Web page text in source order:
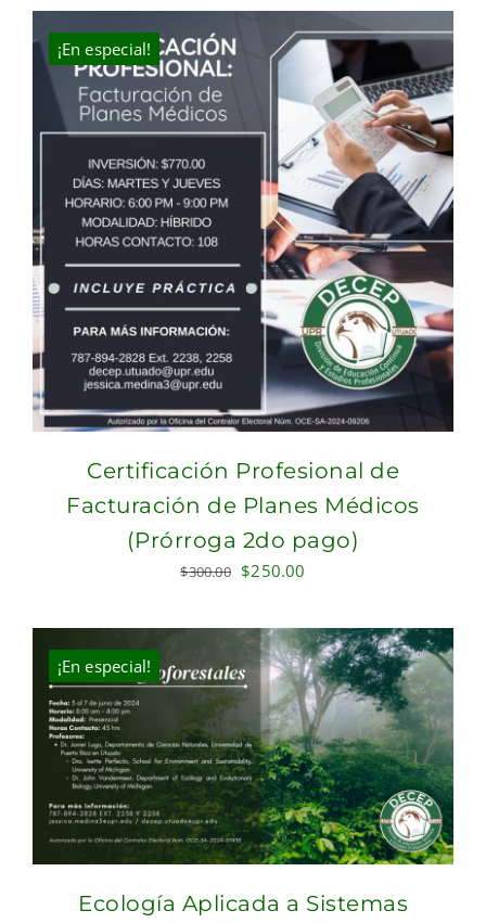
¡En especial!
Certificación Profesional de
Facturación de Planes Médicos
(Prórroga 2do pago)
$300.00 Original
was:
$300.00.
$250.00
is:
$250.00.
¡En especial!
Ecología Aplicada a Sistemas